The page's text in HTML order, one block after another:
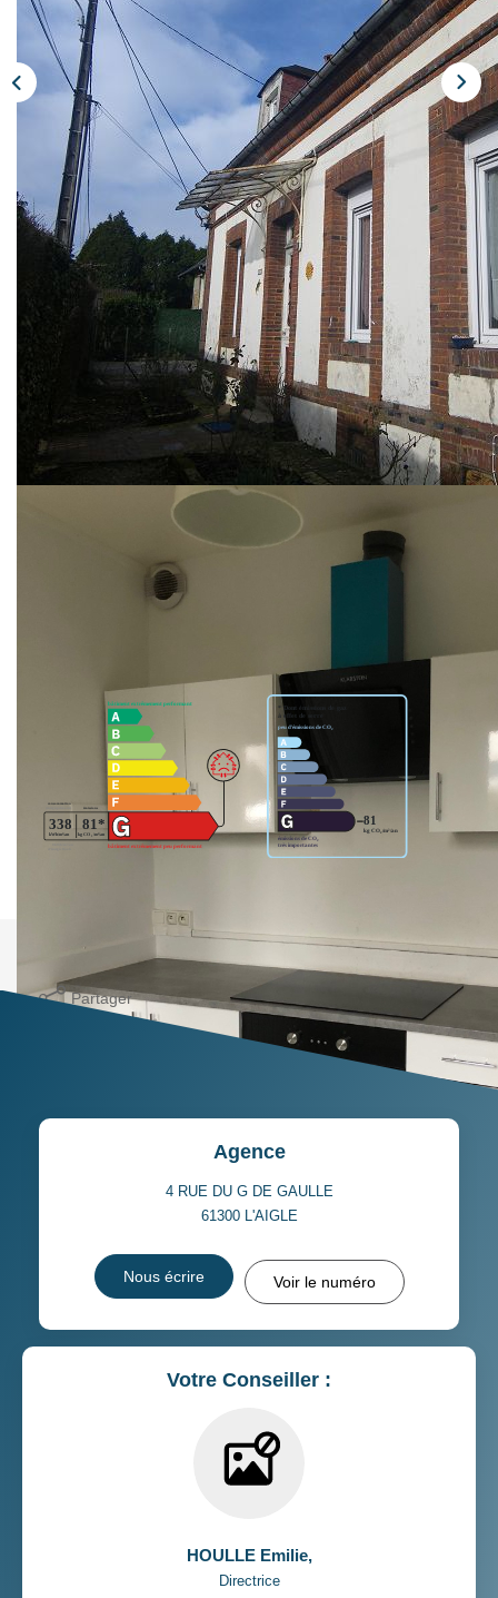
Avis Clients
CONTACT
EXTRANET
Description
Maison de 75 m² comprenant au rez-de-chaussée entrée,
salon, séjour, cuisine aménagée et équipée, salle de bains
et WC. A l'étage un dégagement et deux chambres.
Chauffage au fuel. Jardin. Route départementale à
proximité. LIBRE DEBUT FEVRIER.
Nos honoraires
Partager Calculer mon budget
Agence
4 RUE DU G DE GAULLE
61300 L'AIGLE
Nous écrire Voir le numéro
Votre Conseiller :
HOULLE Emilie,
Directrice